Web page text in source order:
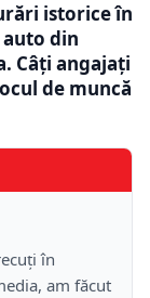
istorice în
din
Câți angajați
de muncă
în
am făcut